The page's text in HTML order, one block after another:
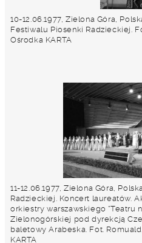
10-12.06.1977, Zielona Góra,
Festiwalu Piosenki Radzieckiej.
Ośrodka KARTA
11-12.06.1977, Zielona Góra,
Radzieckiej. Koncert laureatów.
orkiestry warszawskiego "Teatru
Zielonogórskiej pod dyrekcją
baletowy Arabeska. Fot.
KARTA